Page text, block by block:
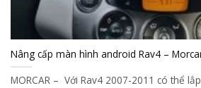
Nâng cấp màn hình android Rav4 –
MORCAR – Với Rav4 2007-2011 có thể